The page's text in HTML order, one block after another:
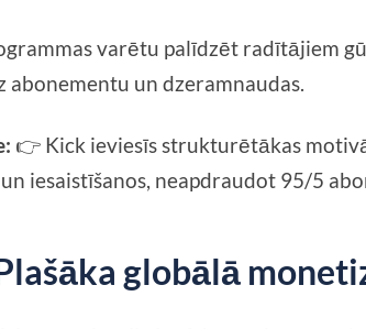
varētu palīdzēt radītājiem
abonementu un dzeramnaudas.
👉 Kick ieviesīs strukturētākas
iesaistīšanos, neapdraudot 95/5
globālā